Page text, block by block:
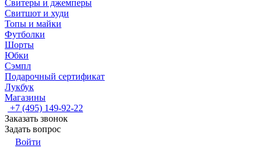
Свитеры и джемперы
Свитшот и худи
Топы и майки
Футболки
Шорты
Юбки
Сэмпл
Подарочный сертификат
Лукбук
Магазины
+7 (495) 149-92-22
Заказать звонок
Задать вопрос
Войти